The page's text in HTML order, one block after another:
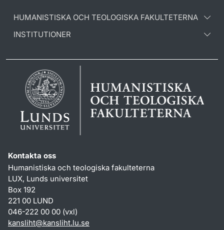
HUMANISTISKA OCH TEOLOGISKA FAKULTETERNA
INSTITUTIONER
Kontakta oss
Humanistiska och teologiska fakulteterna
LUX, Lunds universitet
Box 192
221 00 LUND
046-222 00 00 (vxl)
kansliht@kansliht.lu.se